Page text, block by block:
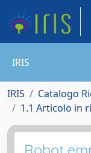
IRIS
IRIS Catalogo
1.1 Articolo in